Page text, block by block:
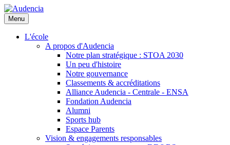
Aller
au
contenu
principal
Menu
L'école
A propos d'Audencia
Notre plan stratégique : STOA 2030
Un peu d'histoire
Notre gouvernance
Classements & accréditations
Alliance Audencia - Centrale - ENSA
Fondation Audencia
Alumni
Sports hub
Espace Parents
Vision & engagements responsables